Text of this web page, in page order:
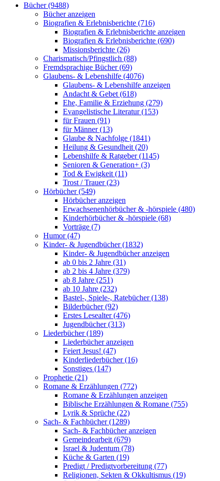
Bücher (9488)
Bücher anzeigen
Biografien & Erlebnisberichte (716)
Biografien & Erlebnisberichte anzeigen
Biografien & Erlebnisberichte (690)
Missionsberichte (26)
Charismatisch/Pfingstlich (88)
Fremdsprachige Bücher (69)
Glaubens- & Lebenshilfe (4076)
Glaubens- & Lebenshilfe anzeigen
Andacht & Gebet (618)
Ehe, Familie & Erziehung (279)
Evangelistische Literatur (153)
für Frauen (91)
für Männer (13)
Glaube & Nachfolge (1841)
Heilung & Gesundheit (20)
Lebenshilfe & Ratgeber (1145)
Senioren & Generation+ (3)
Tod & Ewigkeit (11)
Trost / Trauer (23)
Hörbücher (549)
Hörbücher anzeigen
Erwachsenenhörbücher & -hörspiele (480)
Kinderhörbücher & -hörspiele (68)
Vorträge (7)
Humor (47)
Kinder- & Jugendbücher (1832)
Kinder- & Jugendbücher anzeigen
ab 0 bis 2 Jahre (31)
ab 2 bis 4 Jahre (379)
ab 8 Jahre (251)
ab 10 Jahre (232)
Bastel-, Spiele-, Ratebücher (138)
Bilderbücher (92)
Erstes Lesealter (476)
Jugendbücher (313)
Liederbücher (189)
Liederbücher anzeigen
Feiert Jesus! (47)
Kinderliederbücher (16)
Sonstiges (147)
Prophetie (21)
Romane & Erzählungen (772)
Romane & Erzählungen anzeigen
Biblische Erzählungen & Romane (755)
Lyrik & Sprüche (22)
Sach- & Fachbücher (1289)
Sach- & Fachbücher anzeigen
Gemeindearbeit (679)
Israel & Judentum (78)
Küche & Garten (19)
Predigt / Predigtvorbereitung (77)
Religionen, Sekten & Okkultismus (19)